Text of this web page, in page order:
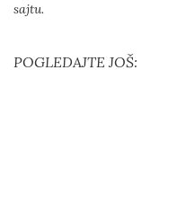
sajtu.
POGLEDAJTE JOŠ: